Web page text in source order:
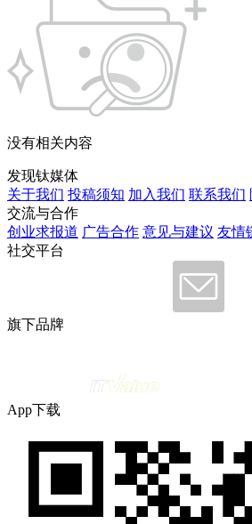
没有相关内容
发现钛媒体
关于我们 投稿须知 加入我们 联系我们
交流与合作
创业求报道 广告合作 意见与建议 友情
社交平台
旗下品牌
App下载